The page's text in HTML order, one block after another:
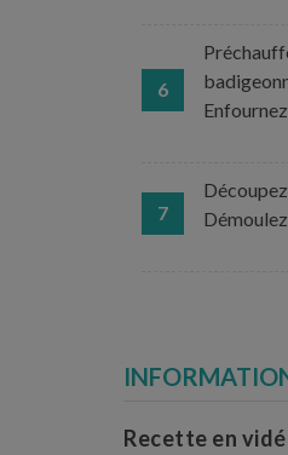
6
7
Recette en